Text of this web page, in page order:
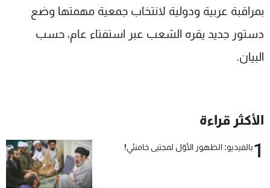
بمراقبة عربية ودولية لانتخاب جمعية مهمتها وضع
دستور جديد يقره الشعب عبر استفتاء عام، حسب
البيان.
الأكثر قراءة
1بالفيديو: الظهور الأوّل لمجتبى خامنئي!